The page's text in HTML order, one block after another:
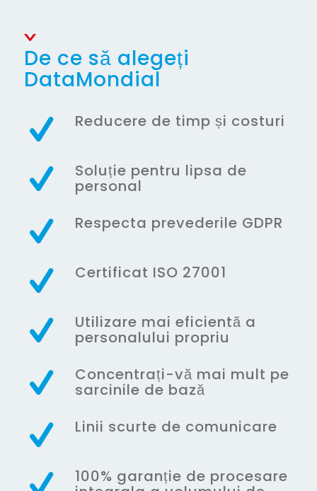
De ce să alegeți
DataMondial
Reducere de timp și costuri
Soluție pentru lipsa de
personal
Respecta prevederile GDPR
Certificat ISO 27001
Utilizare mai eficientă a
personalului propriu
Concentrați-vă mai mult pe
sarcinile de bază
Linii scurte de comunicare
100% garanție de procesare